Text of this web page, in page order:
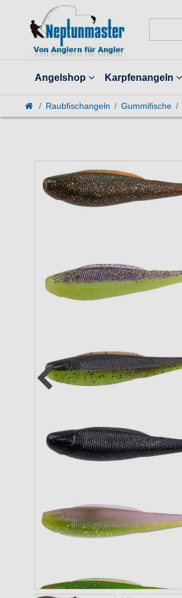
Angelshop Karpfenangeln
Raubfischangeln Gummifische